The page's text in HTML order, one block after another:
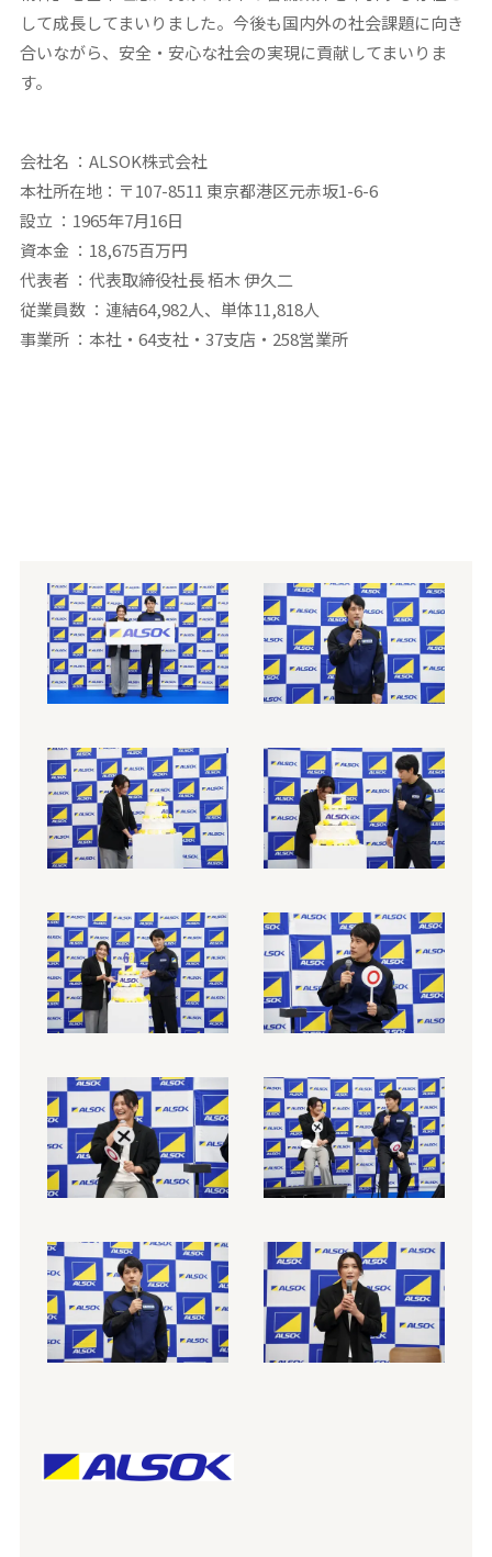
して成長してまいりました。今後も国内外の社会課題に向き
合いながら、安全・安心な社会の実現に貢献してまいりま
す。
会社名 ：ALSOK株式会社
本社所在地：〒107-8511 東京都港区元赤坂1-6-6
設立 ：1965年7月16日
資本金 ：18,675百万円
代表者 ：代表取締役社長 栢木 伊久二
従業員数 ：連結64,982人、単体11,818人
事業所 ：本社・64支社・37支店・258営業所